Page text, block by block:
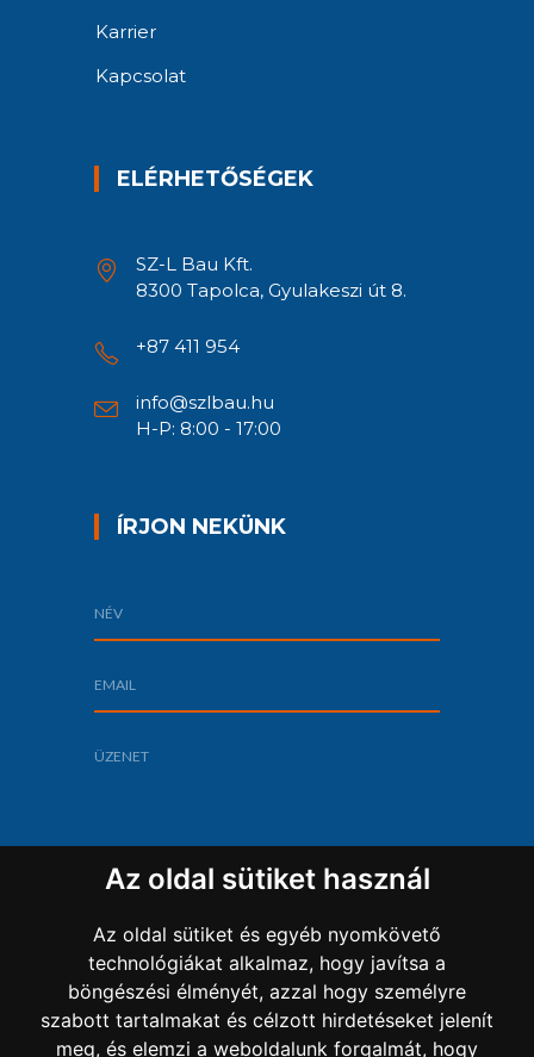
Az oldal sütiket használ
Az oldal sütiket és egyéb nyomkövető
technológiákat alkalmaz, hogy javítsa a
böngészési élményét, azzal hogy személyre
szabott tartalmakat és célzott hirdetéseket jelenít
meg, és elemzi a weboldalunk forgalmát, hogy
Karrier
Kapcsolat
ELÉRHETŐSÉGEK
SZ-L Bau Kft.
8300 Tapolca, Gyulakeszi út 8.
+87 411 954
info@szlbau.hu
H-P: 8:00 - 17:00
ÍRJON NEKÜNK
Copyright 2022 Sz-L Bau Kft.